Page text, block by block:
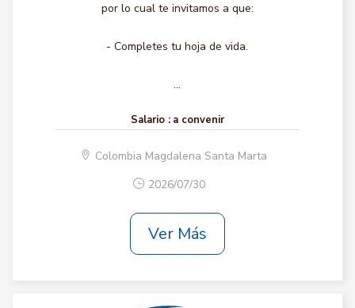
por lo cual te invitamos a que:
- Completes tu hoja de vida.
...
Salario : a convenir
Colombia Magdalena Santa Marta
2026/07/30
Ver Más